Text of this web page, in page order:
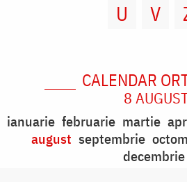
U
V
CALENDAR
8
ianuarie februarie martie
august septembrie
decembrie